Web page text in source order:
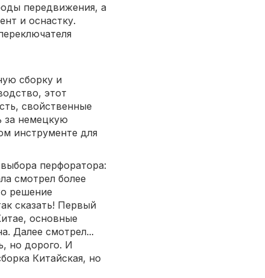
передвижения, а
и оснастку.
сборку и
этот
свойственные
за немецкую
инструменте для
перфоратора:
смотрел более
решение
сказать! Первый
основные
Далее смотрел...
но дорого. И
Китайская, но